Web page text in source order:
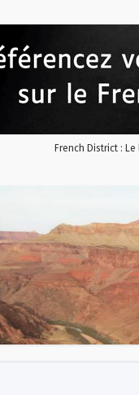
French District :